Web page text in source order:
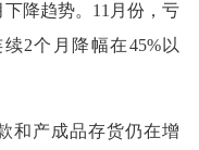
下降趋势。11月份，亏
2个月降幅在45%以
和产成品存货仍在增